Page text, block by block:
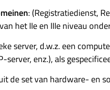
: (Registratiedienst,
het IIe en IIIe niveau
server, d.w.z. een
server, enz.), als
de set van hardware- en